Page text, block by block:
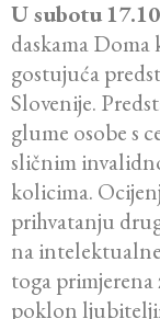
U subotu
daskama
gostujuća
Slovenije.
glume osobe s
sličnim
kolicima.
prihvatanju
na
toga primjerena
poklon